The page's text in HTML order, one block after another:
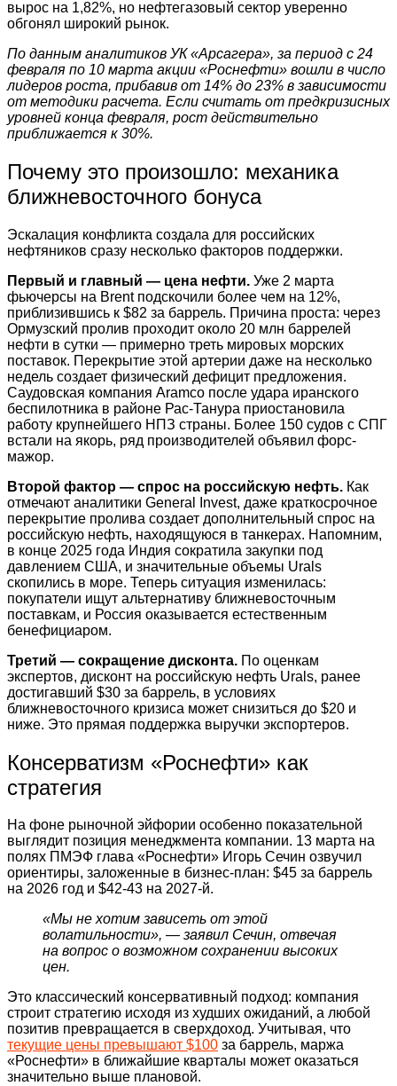
вырос на 1,82%, но нефтегазовый сектор уверенно
обгонял широкий рынок.
По данным аналитиков УК «Арсагера», за период с 24
февраля по 10 марта акции «Роснефти» вошли в число
лидеров роста, прибавив от 14% до 23% в зависимости
от методики расчета. Если считать от предкризисных
уровней конца февраля, рост действительно
приближается к 30%.
Почему это произошло: механика
ближневосточного бонуса
Эскалация конфликта создала для российских
нефтяников сразу несколько факторов поддержки.
Первый и главный — цена нефти. Уже 2 марта
фьючерсы на Brent подскочили более чем на 12%,
приблизившись к $82 за баррель. Причина проста: через
Ормузский пролив проходит около 20 млн баррелей
нефти в сутки — примерно треть мировых морских
поставок. Перекрытие этой артерии даже на несколько
недель создает физический дефицит предложения.
Саудовская компания Aramco после удара иранского
беспилотника в районе Рас-Танура приостановила
работу крупнейшего НПЗ страны. Более 150 судов с СПГ
встали на якорь, ряд производителей объявил форс-
мажор.
Второй фактор — спрос на российскую нефть. Как
отмечают аналитики General Invest, даже краткосрочное
перекрытие пролива создает дополнительный спрос на
российскую нефть, находящуюся в танкерах. Напомним,
в конце 2025 года Индия сократила закупки под
давлением США, и значительные объемы Urals
скопились в море. Теперь ситуация изменилась:
покупатели ищут альтернативу ближневосточным
поставкам, и Россия оказывается естественным
бенефициаром.
Третий — сокращение дисконта. По оценкам
экспертов, дисконт на российскую нефть Urals, ранее
достигавший $30 за баррель, в условиях
ближневосточного кризиса может снизиться до $20 и
ниже. Это прямая поддержка выручки экспортеров.
Консерватизм «Роснефти» как
стратегия
На фоне рыночной эйфории особенно показательной
выглядит позиция менеджмента компании. 13 марта на
полях ПМЭФ глава «Роснефти» Игорь Сечин озвучил
ориентиры, заложенные в бизнес-план: $45 за баррель
на 2026 год и $42-43 на 2027-й.
«Мы не хотим зависеть от этой
волатильности», — заявил Сечин, отвечая
на вопрос о возможном сохранении высоких
цен.
Это классический консервативный подход: компания
строит стратегию исходя из худших ожиданий, а любой
позитив превращается в сверхдоход. Учитывая, что
текущие цены превышают $100 за баррель, маржа
«Роснефти» в ближайшие кварталы может оказаться
значительно выше плановой.